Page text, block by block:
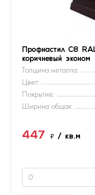
Профнастил С8
коричневый эконом
Толщина металла:
Цвет:
Покрытие:
Ширина общая:
447 ₽ / кв.м